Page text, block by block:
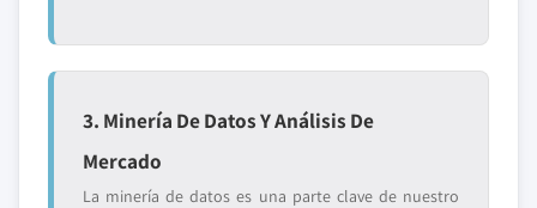
3. Minería De Datos Y Análisis De
Mercado
La minería de datos es una parte clave de nuestro